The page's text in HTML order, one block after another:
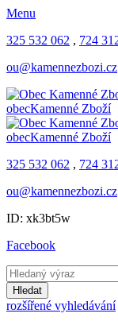
Menu
325 532 062 , 724
ou@kamennezbozi.cz
obecKamenné Zboží
obecKamenné Zboží
325 532 062 , 724
ou@kamennezbozi.cz
ID: xk3bt5w
Facebook
Hledat
rozšířené vyhledávání